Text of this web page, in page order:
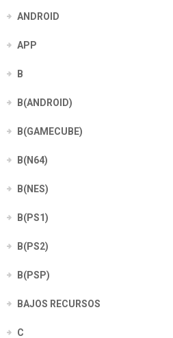
ANDROID
APP
B
B(ANDROID)
B(GAMECUBE)
B(N64)
B(NES)
B(PS1)
B(PS2)
B(PSP)
BAJOS RECURSOS
C